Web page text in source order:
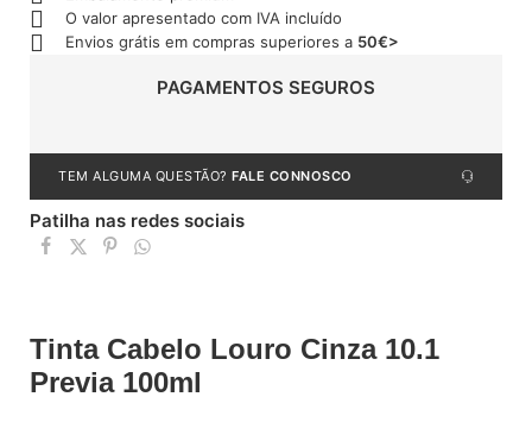
O valor apresentado com IVA incluído
Envios grátis em compras superiores a 50€>
PAGAMENTOS SEGUROS
TEM ALGUMA QUESTÃO? FALE CONNOSCO
Patilha nas redes sociais
Tinta Cabelo Louro Cinza 10.1
Previa 100ml